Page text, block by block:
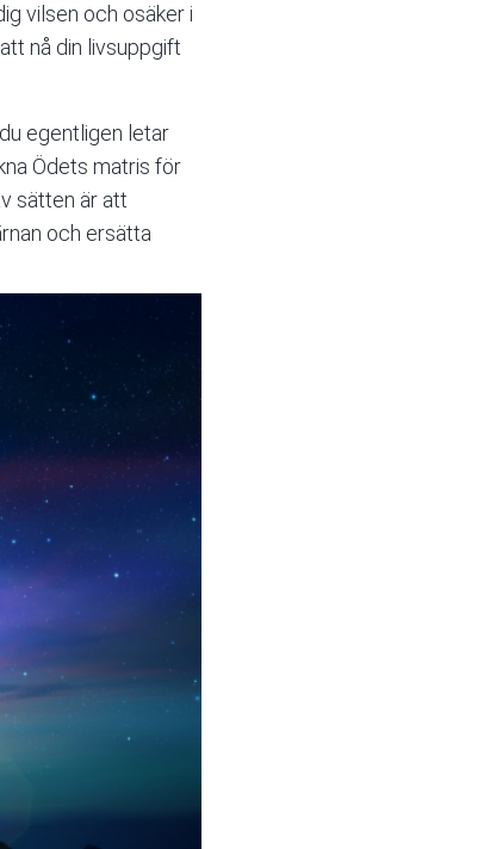
vilsen och osäker i
nå din livsuppgift
egentligen letar
Ödets matris för
sätten är att
och ersätta